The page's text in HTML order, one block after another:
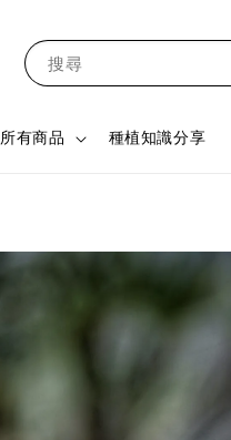
搜尋
所有商品 種植知識分享